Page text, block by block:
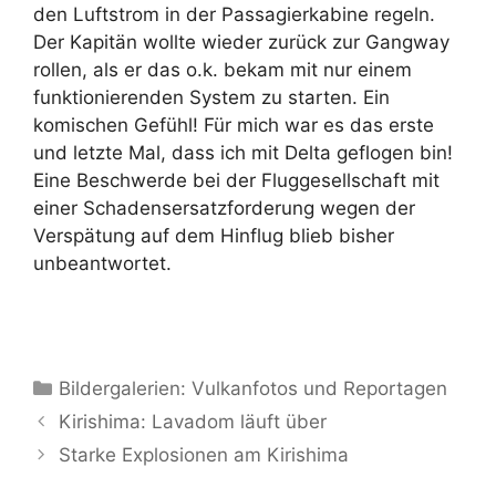
den Luftstrom in der Passagierkabine regeln.
Der Kapitän wollte wieder zurück zur Gangway
rollen, als er das o.k. bekam mit nur einem
funktionierenden System zu starten. Ein
komischen Gefühl! Für mich war es das erste
und letzte Mal, dass ich mit Delta geflogen bin!
Eine Beschwerde bei der Fluggesellschaft mit
einer Schadensersatzforderung wegen der
Verspätung auf dem Hinflug blieb bisher
unbeantwortet.
Kategorien
Bildergalerien: Vulkanfotos und Reportagen
Kirishima: Lavadom läuft über
Starke Explosionen am Kirishima